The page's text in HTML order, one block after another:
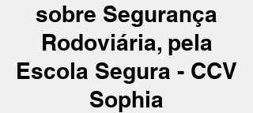
sobre Segurança
Rodoviária, pela
Escola Segura - CCV
Sophia